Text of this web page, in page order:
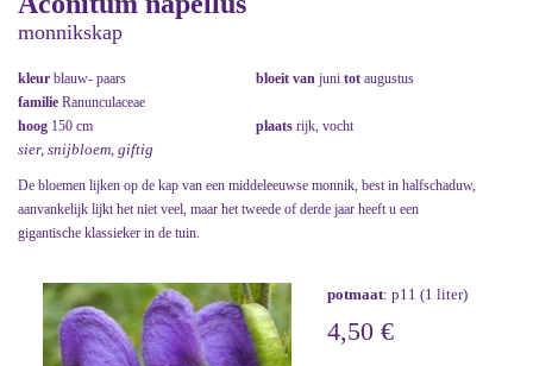
monnikskap
kleur blauw- paars bloeit van juni tot augustus
familie Ranunculaceae
hoog 150 cm plaats rijk, vocht
sier, snijbloem, giftig
De bloemen lijken op de kap van een middeleeuwse monnik, best in halfschaduw,
aanvankelijk lijkt het niet veel, maar het tweede of derde jaar heeft u een
gigantische klassieker in de tuin.
potmaat: p11 (1 liter)
4,50 €